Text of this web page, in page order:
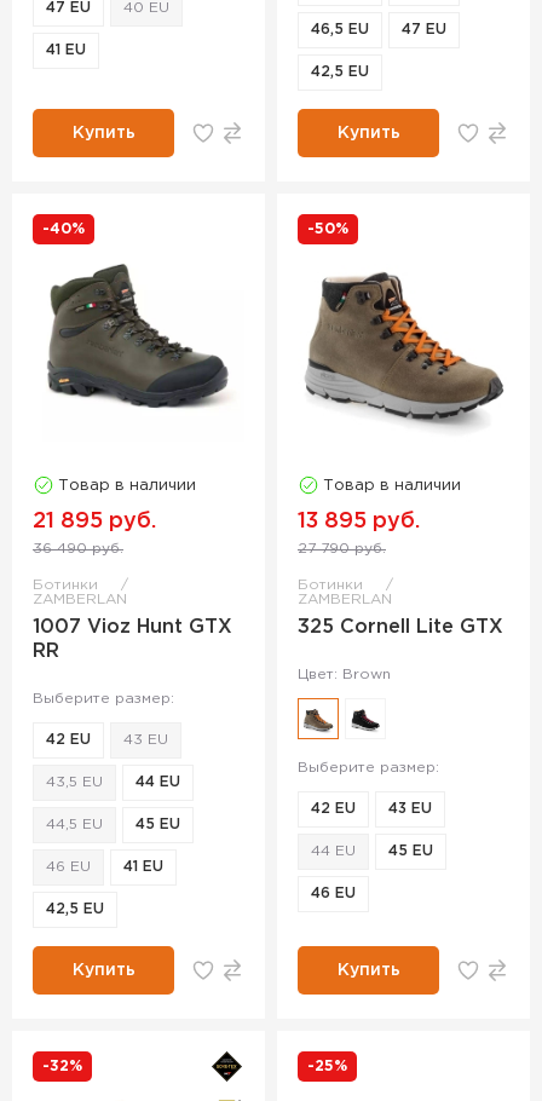
47 EU 40 EU
41 EU
Купить
46,5 EU 47 EU
42,5 EU
Купить
-40%
Товар в наличии
21 895 руб.
36 490 руб.
Ботинки
ZAMBERLAN
1007 Vioz Hunt GTX
RR
Выберите размер:
42 EU 43 EU
43,5 EU 44 EU
44,5 EU 45 EU
46 EU 41 EU
42,5 EU
Купить
-50%
Товар в наличии
13 895 руб.
27 790 руб.
Ботинки
ZAMBERLAN
325 Cornell Lite GTX
Цвет: Brown
Выберите размер:
42 EU 43 EU
44 EU 45 EU
46 EU
Купить
-32% -25%